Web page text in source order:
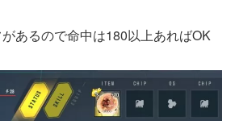
あるので命中は180以上あればOK